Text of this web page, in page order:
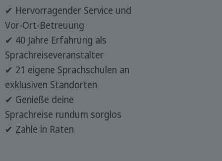
✔ Hervorragender Service und
Vor-Ort-Betreuung
✔ 40 Jahre Erfahrung als
Sprachreiseveranstalter
✔ 21 eigene Sprachschulen an
exklusiven Standorten
✔ Genieße deine
Sprachreise rundum sorglos
✔ Zahle in Raten